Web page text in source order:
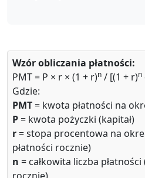
Wzór obliczania płatności:
PMT = P × r × (1 + r)n / [(1 + r)n
Gdzie:
PMT= kwota płatności na
P= kwota pożyczki (kapitał)
r= stopa procentowa na
płatności rocznie)
n = całkowita liczba